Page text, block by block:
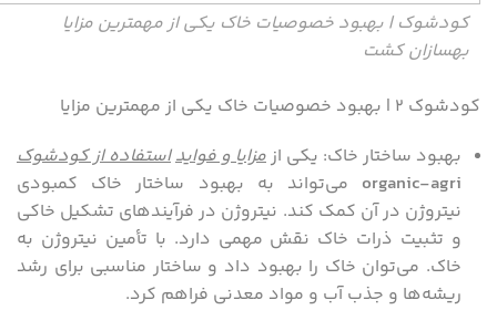
کودشوک | بهبود خصوصیات خاک یکی از مهمترین مزایا
بهسازان کشت
کودشوک ۲ | بهبود خصوصیات خاک یکی از مهمترین مزایا
بهبود ساختار خاک: یکی ازمزایا و فوایداستفاده از کودشوک
organic-agri می‌تواند به بهبود ساختار خاک کمبودی
نیتروژن در آن کمک کند. نیتروژن در فرآیندهای تشکیل خاکی
و تثبیت ذرات خاک نقش مهمی دارد. با تأمین نیتروژن به
خاک. می‌توان خاک را بهبود داد و ساختار مناسبی برای رشد
ریشه‌ها و جذب آب و مواد معدنی فراهم کرد.